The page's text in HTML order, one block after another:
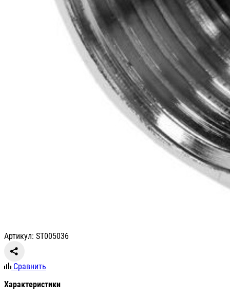
Артикул: ST005036
Сравнить
Характеристики